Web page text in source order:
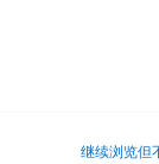
继续浏览但